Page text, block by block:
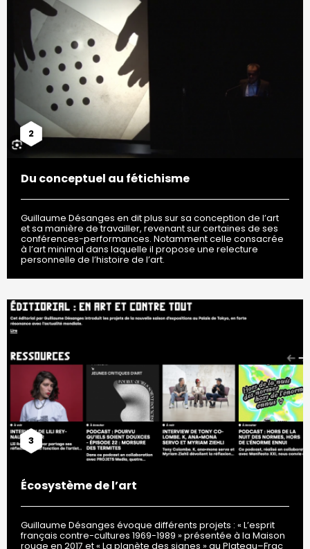
2
Du conceptuel au fétichisme
Guillaume Désanges en dit plus sur sa conception de l’art
et sa manière de travailler, revenant sur certaines de ses
conférences-performances. Notamment celle consacrée
à l’art minimal dans laquelle il propose une relecture
personnelle de l’histoire de l’art.
3
Écosystème de l’art
Guillaume Désanges évoque différents projets : « L’esprit
français contre-cultures 1969-1989 » présentée à la Maison
rouge en 2017 et « La planète des signes » au Plateau–Frac